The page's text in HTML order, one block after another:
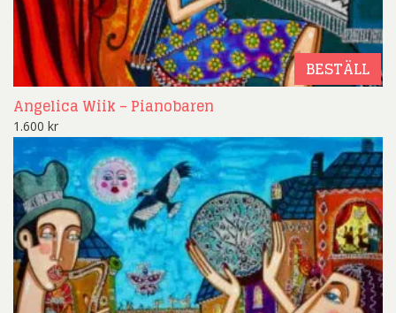
BESTÄLL
Angelica Wiik – Pianobaren
1.600 kr